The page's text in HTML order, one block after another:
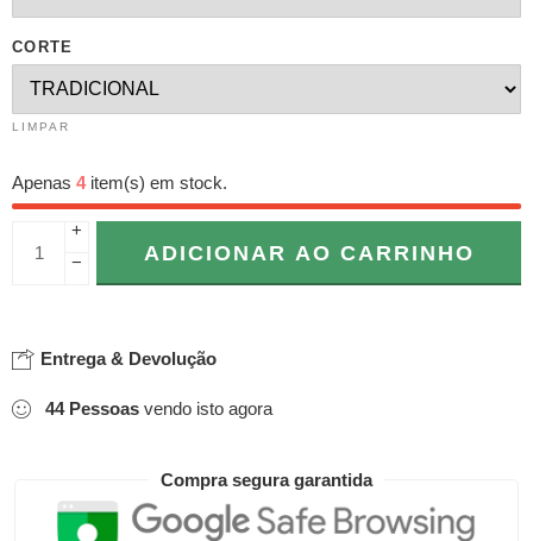
CORTE
LIMPAR
Apenas 4item(s) em stock.
+
−
ADICIONAR AO CARRINHO
Entrega & Devolução
44 Pessoas vendo isto agora
Compra segura garantida